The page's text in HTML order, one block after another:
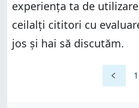
experiența ta de
ceilalți cititori cu
jos și hai să discutăm.
1